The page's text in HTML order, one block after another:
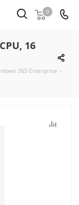
0
16
365 Enterprise -